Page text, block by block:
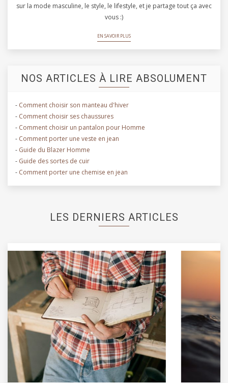
sur la mode masculine, le style, le lifestyle, et je partage tout ça avec
vous :)
EN SAVOIR PLUS
NOS ARTICLES À LIRE ABSOLUMENT
- Comment choisir son manteau d'hiver
- Comment choisir ses chaussures
- Comment choisir un pantalon pour Homme
- Comment porter une veste en jean
- Guide du Blazer Homme
- Guide des sortes de cuir
- Comment porter une chemise en jean
LES DERNIERS ARTICLES